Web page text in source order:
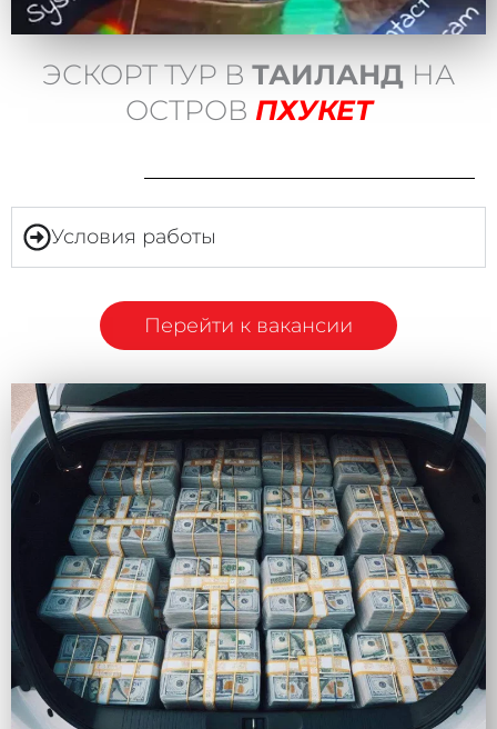
ЭСКОРТ ТУР В ТАИЛАНД НА
ОСТРОВ ПХУКЕТ
Условия работы
Перейти к вакансии